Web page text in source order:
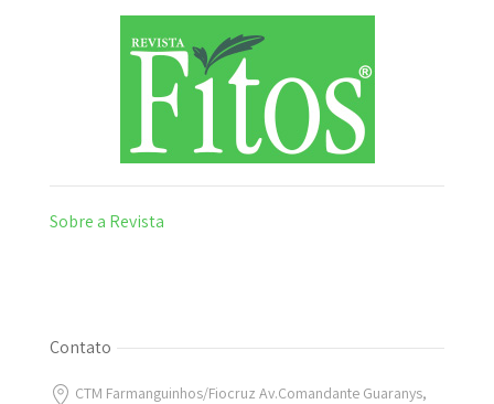
Sobre a Revista
Contato
CTM Farmanguinhos/Fiocruz Av.Comandante Guaranys,